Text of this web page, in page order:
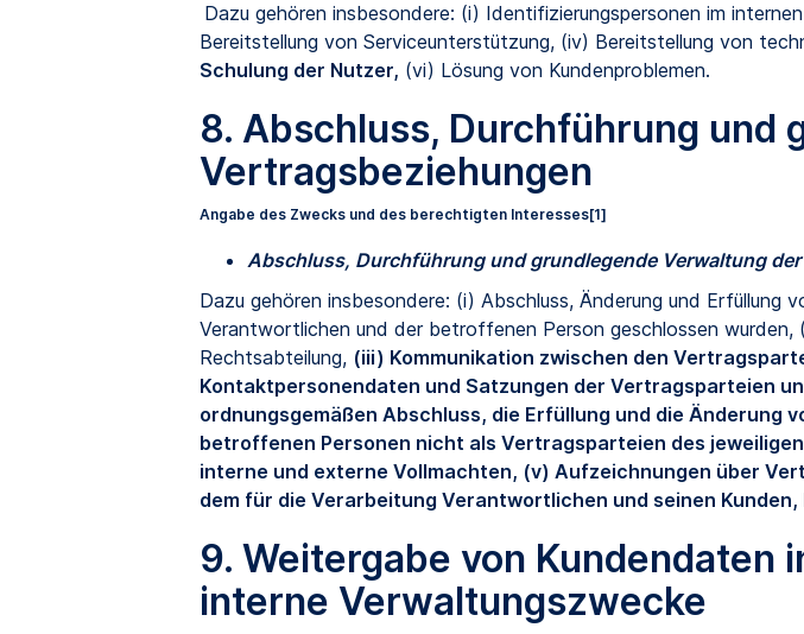
Dazu gehören insbesondere: (i) Identifizierungspersonen im
Bereitstellung von Serviceunterstützung, (iv) Bereitstellung von
Schulung der Nutzer, (vi) Lösung von Kundenproblemen.
8. Abschluss, Durchführung und
Vertragsbeziehungen
Angabe des Zwecks und des berechtigten Interesses[1]
Abschluss, Durchführung und grundlegende Verwaltung
Dazu gehören insbesondere: (i) Abschluss, Änderung und Erfüllung
Verantwortlichen und der betroffenen Person geschlossen wurden,
Rechtsabteilung, (iii) Kommunikation zwischen den
Kontaktpersonendaten und Satzungen der Vertragsparteien
ordnungsgemäßen Abschluss, die Erfüllung und die
betroffenen Personen nicht als Vertragsparteien des
interne und externe Vollmachten, (v) Aufzeichnungen über
dem für die Verarbeitung Verantwortlichen und seinen
9. Weitergabe von Kundendaten
interne Verwaltungszwecke